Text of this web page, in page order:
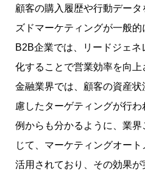
顧客の購入履歴や行動デー
ズドマーケティングが一般的
B2B企業では、リードジェ
化することで営業効率を向上
金融業界では、顧客の資産
慮したターゲティングが行
例からも分かるように、業
じて、マーケティングオー
活用されており、その効果が